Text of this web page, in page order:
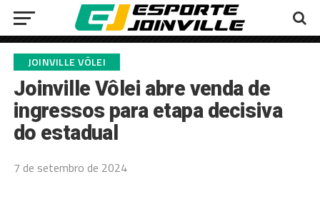
JOINVILLE VÔLEI
Joinville Vôlei abre venda de
ingressos para etapa decisiva
do estadual
7 de setembro de 2024